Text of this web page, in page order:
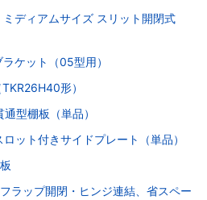
ディアムサイズ スリット開閉式
ケット（05型用）
形）
型棚板（単品）
ット付きサイドプレート（単品）
ラップ開閉・ヒンジ連結、省スペー